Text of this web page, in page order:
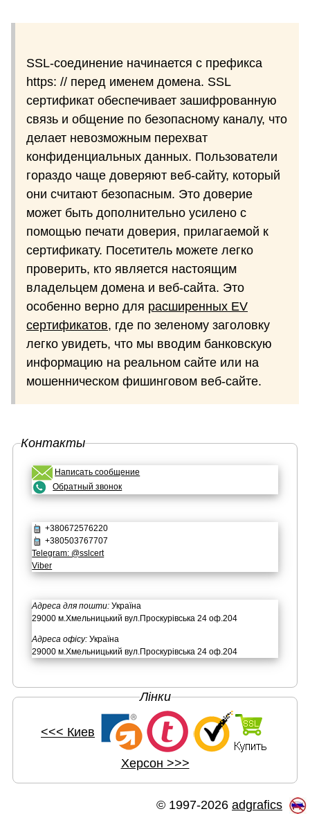
SSL-соединение начинается с префикса
https: // перед именем домена. SSL
сертификат обеспечивает зашифрованную
связь и общение по безопасному каналу, что
делает невозможным перехват
конфиденциальных данных. Пользователи
гораздо чаще доверяют веб-сайту, который
они считают безопасным. Это доверие
может быть дополнительно усилено с
помощью печати доверия, прилагаемой к
сертификату. Посетитель можете легко
проверить, кто является настоящим
владельцем домена и веб-сайта. Это
особенно верно для расширенных EV
сертификатов, где по зеленому заголовку
легко увидеть, что мы вводим банковскую
информацию на реальном сайте или на
мошенническом фишинговом веб-сайте.
Контакты
Написать сообщение
Обратный звонок
+380672576220
+380503767707
Telegram: @sslcert
Viber
Адреса для пошти: Україна
29000 м.Хмельницький вул.Проскурівська 24 оф.204
Адреса офісу: Україна
29000 м.Хмельницький вул.Проскурівська 24 оф.204
Лінки
<<< Киев
Херсон >>>
© 1997-2026 adgrafics